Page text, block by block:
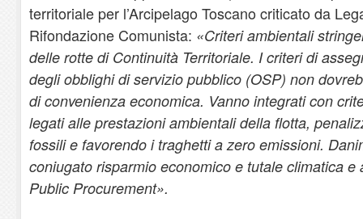
territoriale per l’Arcipelago Toscano criticato da
Rifondazione Comunista: «Criteri ambientali
delle rotte di Continuità Territoriale. I criteri di
degli obblighi di servizio pubblico (OSP) non
di convenienza economica. Vanno integrati con
legati alle prestazioni ambientali della flotta,
fossili e favorendo i traghetti a zero emissioni.
coniugato risparmio economico e tutale climatica
Public Procurement».